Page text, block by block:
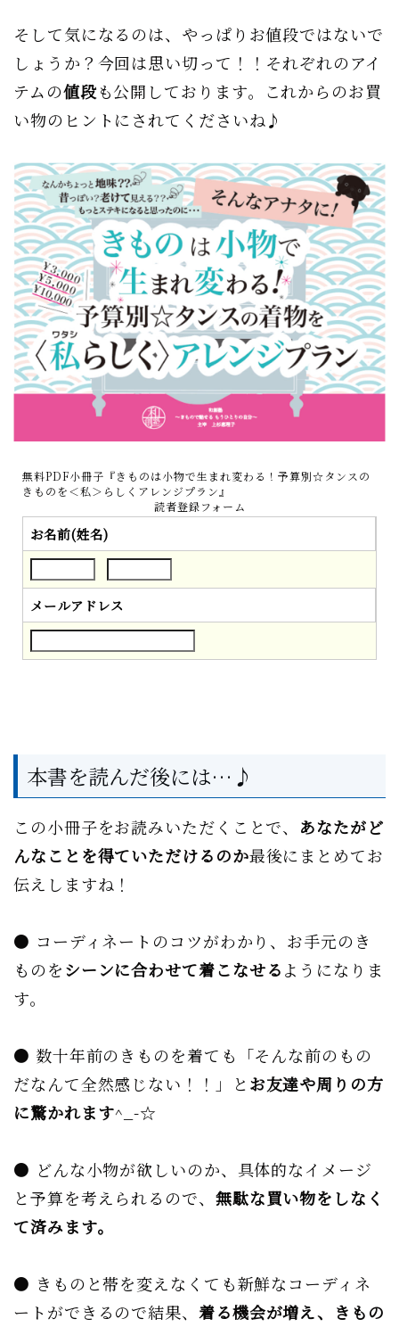
そして気になるのは、やっぱりお値段ではないで
しょうか？今回は思い切って！！それぞれのアイ
テムの値段も公開しております。これからのお買
い物のヒントにされてくださいね♪
無料PDF小冊子『きものは小物で生まれ変わる！予算別☆タンスの
きものを＜私＞らしくアレンジプラン』
読者登録フォーム
お名前(姓名)
メールアドレス
本書を読んだ後には…♪
この小冊子をお読みいただくことで、 あなたがど
んなことを得ていただけるのか最後にまとめてお
伝えしますね！
● コーディネートのコツがわかり、お手元のき
ものをシーンに合わせて着こなせるようになりま
す。
● 数十年前のきものを着ても「そんな前のもの
だなんて全然感じない！！」と お友達や周りの方
に驚かれます^_-☆
● どんな小物が欲しいのか、具体的なイメージ
と予算を考えられるので、 無駄な買い物をしなく
て済みます。
● きものと帯を変えなくても新鮮なコーディネ
ートができるので結果、 着る機会が増え、きもの